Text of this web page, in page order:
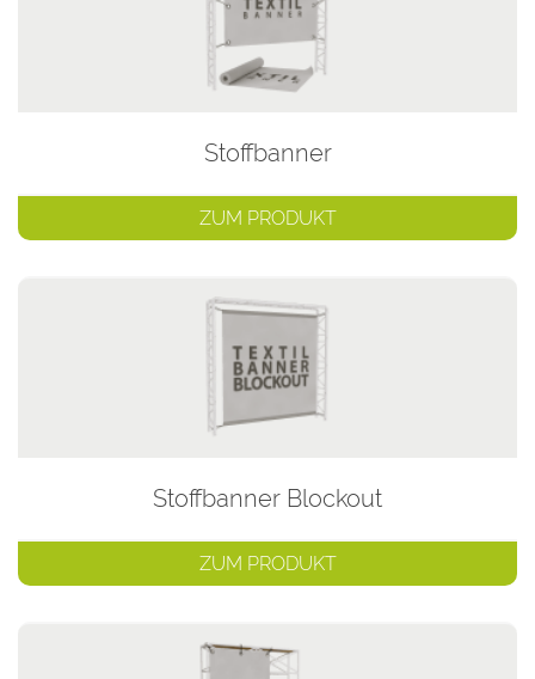
Stoffbanner
ZUM PRODUKT
Stoffbanner Blockout
ZUM PRODUKT